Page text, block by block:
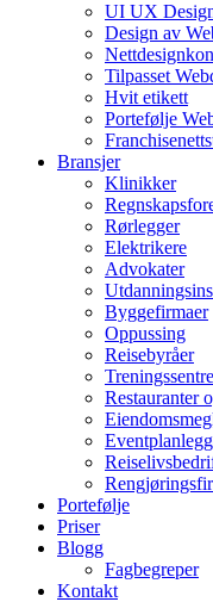
UI UX
Design av
Tilpasset
Hvit etikett
Portefølje
Bransjer
Klinikker
Rørlegger
Elektrikere
Advokater
Byggefirmaer
Oppussing
Reisebyråer
Restauranter
Portefølje
Priser
Blogg
Fagbegreper
Kontakt